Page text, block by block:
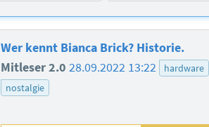
Wer kennt Bianca Brick? Historie.
Mitleser 2.028.09.2022 13:22
hardware
nostalgie